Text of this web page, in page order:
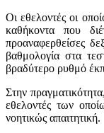
Οι εθελοντές οι
καθήκοντα που
προαναφερθείσες
βαθμολογία στα
βραδύτερο ρυθμό
Στην
εθελοντές των
νοητικώς απαιτητική.